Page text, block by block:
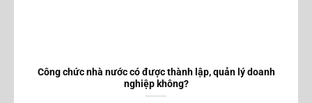
Công chức nhà nước có được thành lập, quản lý doanh
nghiệp không?